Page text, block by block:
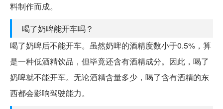
料制作而成。
喝了奶啤能开车吗？
喝了奶啤后不能开车。虽然奶啤的酒精度数小于0.5%，算
是一种低酒精饮品，但毕竟还含有酒精成分。因此，喝了
奶啤就不能开车。无论酒精含量多少，喝了含有酒精的东
西都会影响驾驶能力。